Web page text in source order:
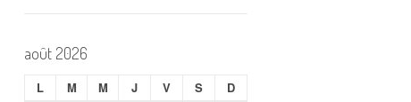
août 2026
L M M J V S D